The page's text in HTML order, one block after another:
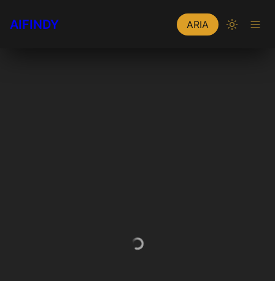
AIFINDY ARIA